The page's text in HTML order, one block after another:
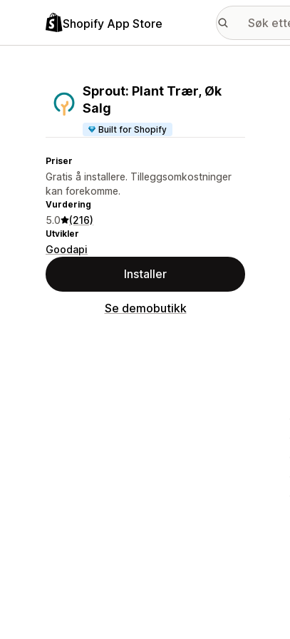
Shopify App Store
Sprout: Plant Trær, Øk
Salg
Built for Shopify
Priser
Gratis å installere. Tilleggsomkostninger
kan forekomme.
Vurdering
5.0 (216)
Utvikler
Goodapi
Installer
Se demobutikk